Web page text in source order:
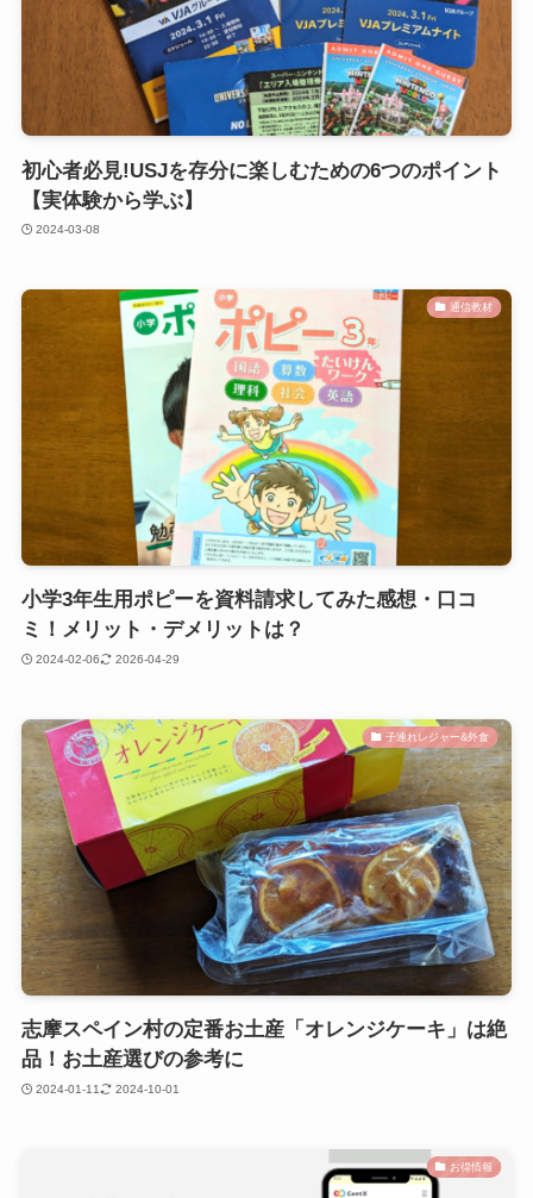
初心者必見!USJを存分に楽しむための6つのポイント
【実体験から学ぶ】
2024-03-08
通信教材
小学3年生用ポピーを資料請求してみた感想・口コ
ミ！メリット・デメリットは？
2024-02-06 2026-04-29
子連れレジャー&外食
志摩スペイン村の定番お土産「オレンジケーキ」は絶
品！お土産選びの参考に
2024-01-11 2024-10-01
お得情報